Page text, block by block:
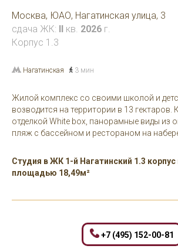
Москва, ЮАО, Нагатинская улица, 3
сдача ЖК:
кв. 2026 г.
Корпус 1.3
Нагатинская 3 мин
Жилой комплекс со своими школой и
возводится на территории в 13 гектаров.
отделкой White box, панорамные виды из
пляж с бассейном и рестораном на
Студия в ЖК 1-й Нагатинский 1.3 корпус
площадью 18,49м²
+7 (495) 152-00-81